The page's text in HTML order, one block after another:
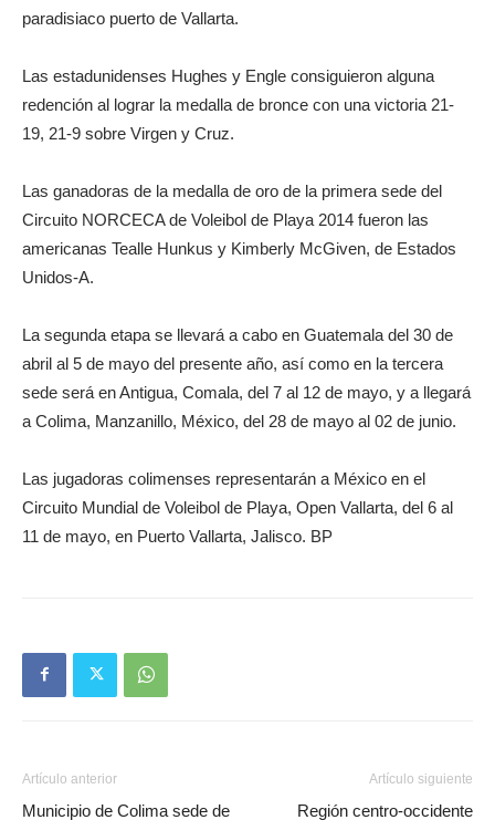
paradisiaco puerto de Vallarta.
Las estadunidenses Hughes y Engle consiguieron alguna
redención al lograr la medalla de bronce con una victoria 21-
19, 21-9 sobre Virgen y Cruz.
Las ganadoras de la medalla de oro de la primera sede del
Circuito NORCECA de Voleibol de Playa 2014 fueron las
americanas Tealle Hunkus y Kimberly McGiven, de Estados
Unidos-A.
La segunda etapa se llevará a cabo en Guatemala del 30 de
abril al 5 de mayo del presente año, así como en la tercera
sede será en Antigua, Comala, del 7 al 12 de mayo, y a llegará
a Colima, Manzanillo, México, del 28 de mayo al 02 de junio.
Las jugadoras colimenses representarán a México en el
Circuito Mundial de Voleibol de Playa, Open Vallarta, del 6 al
11 de mayo, en Puerto Vallarta, Jalisco. BP
Artículo anterior
Municipio de Colima sede de
Artículo siguiente
Región centro-occidente